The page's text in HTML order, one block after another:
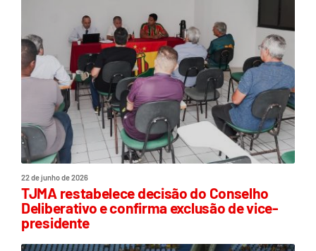
22 de junho de 2026
TJMA restabelece decisão do Conselho
Deliberativo e confirma exclusão de vice-
presidente